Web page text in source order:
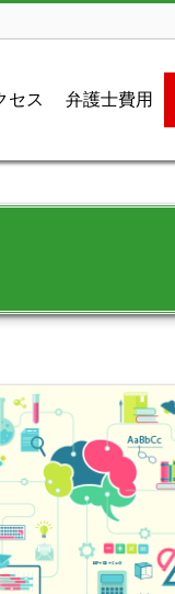
セス 弁護士費用